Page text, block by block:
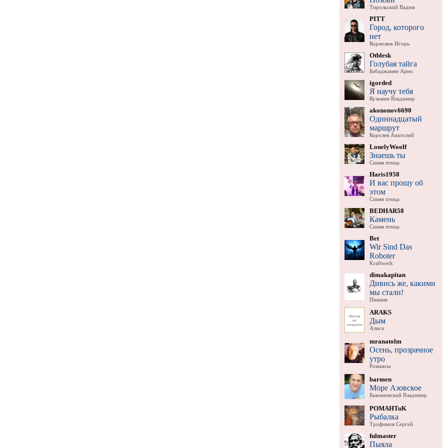
Тирольский Вадим
PITT
Город, которого
нет
Корнелюк Игорь
Otblesk
Голубая тайга
Бабаджанян Арно
igorded
Я научу тебя
Кузьмин Владимир
akononov6690
Одиннадцатый
маршрут
Королев Анатолий
LonelyWoolf
Знаешь ты
Синяя птица
Haris1958
И вас прошу об
этом
Синяя птица
BEDHAR58
Камень
Синяя птица
Bet
Wir Sind Das
Roboter
Kraftwerk
dimakapitan
Дивись же, какими
мы стали!
Пикник
ARAKS
Дым
Алиса
mranatolm
Осень, прозрачное
утро
Романсы
barmen
Море Азовское
Бажиновский Владимир
POMAHTuK
Рыбалка
Трофимов Сергей
fulmaster
Пыяла